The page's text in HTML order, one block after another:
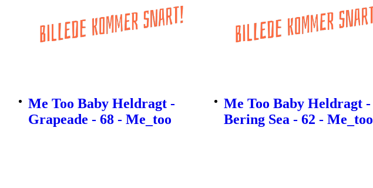
Me Too Baby Heldragt -
Grapeade - 68 - Me_too
Me Too Baby Heldragt -
Bering Sea - 62 - Me_too